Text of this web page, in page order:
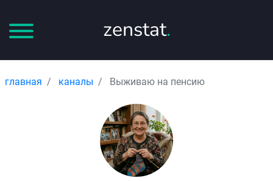
zenstat.
главная каналы Выживаю на пенсию